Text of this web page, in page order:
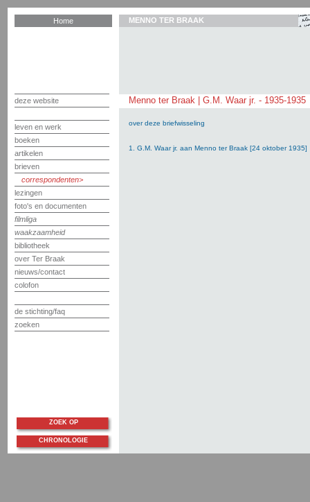
Home
deze website
leven en werk
boeken
artikelen
brieven
correspondenten
lezingen
foto's en documenten
filmliga
waakzaamheid
bibliotheek
over Ter Braak
nieuws/contact
colofon
de stichting/faq
zoeken
MENNO TER BRAAK
Menno ter Braak | G.M. Waar jr. - 1935-1935
over deze briefwisseling
1. G.M. Waar jr. aan Menno ter Braak [24 oktober 1935]
ZOEK OP
CHRONOLOGIE